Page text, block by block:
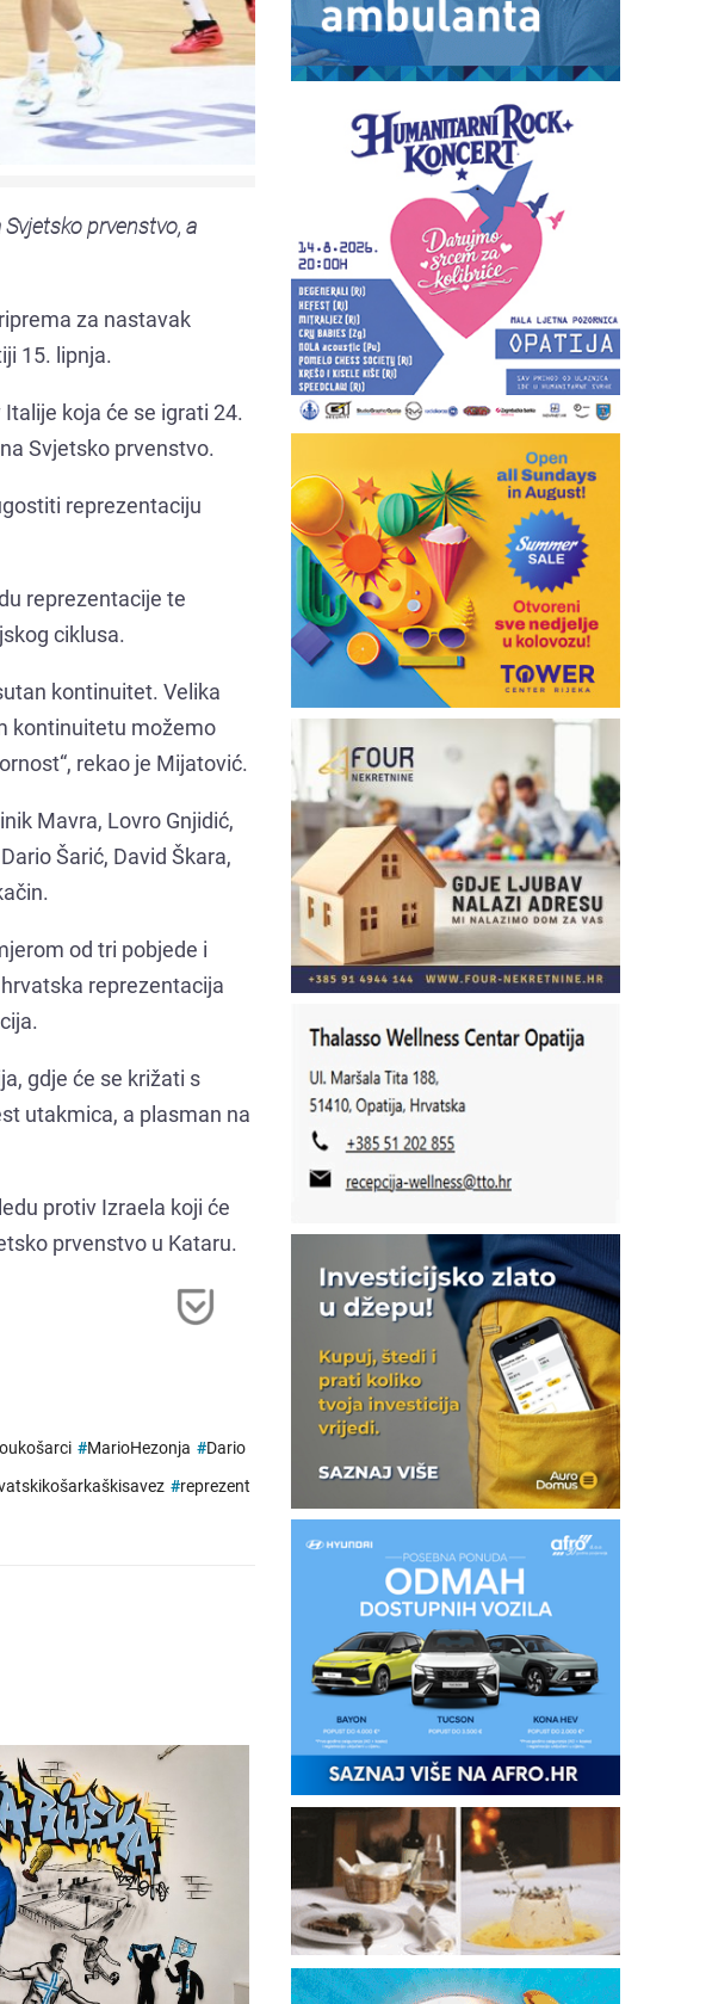
prvenstvo, a
za nastavak
15. lipnja.
koja će se igrati 24.
Svjetsko prvenstvo.
reprezentaciju
reprezentacije te
ciklusa.
kontinuitet. Velika
kontinuitetu možemo
rekao je Mijatović.
Mavra, Lovro Gnjidić,
Šarić, David Škara,
od tri pobjede i
reprezentacija
gdje će se križati s
utakmica, a plasman na
protiv Izraela koji će
prvenstvo u Kataru.
#MarioHezonja #Dario
#reprezent